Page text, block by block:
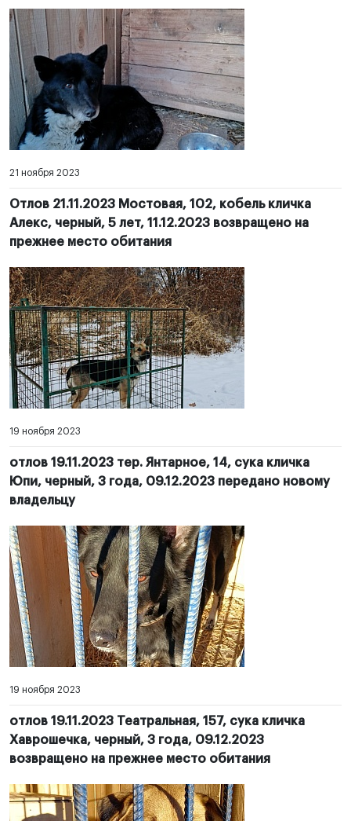
21 ноября 2023
Отлов 21.11.2023 Мостовая, 102, кобель кличка
Алекс, черный, 5 лет, 11.12.2023 возвращено на
прежнее место обитания
19 ноября 2023
отлов 19.11.2023 тер. Янтарное, 14, сука кличка
Юпи, черный, 3 года, 09.12.2023 передано новому
владельцу
19 ноября 2023
отлов 19.11.2023 Театральная, 157, сука кличка
Хаврошечка, черный, 3 года, 09.12.2023
возвращено на прежнее место обитания